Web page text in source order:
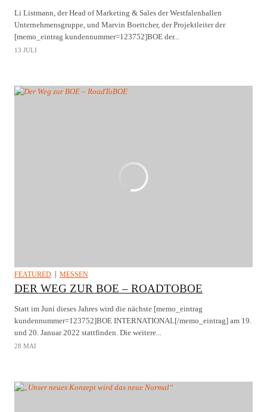
Li Listmann, der Head of Marketing & Sales der Westfalenhallen
Unternehmensgruppe, und Marvin Boettcher, der Projektleiter der
[memo_eintrag kundennummer=123752]BOE der...
13 JULI
FEATURED MESSEN
DER WEG ZUR BOE – ROADTOBOE
Statt im Juni dieses Jahres wird die nächste [memo_eintrag
kundennummer=123752]BOE INTERNATIONAL[/memo_eintrag] am 19.
und 20. Januar 2022 stattfinden. Die weitere...
28 MAI